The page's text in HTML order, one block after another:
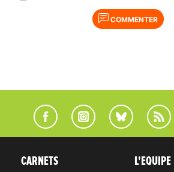
COMMENTER
CARNETS L'EQUIPE